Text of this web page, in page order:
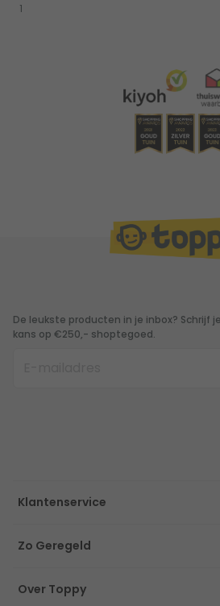
1
De leukste producten in je inbox? Schrijf
kans op €250,- shoptegoed.
Klantenservice
Zo Geregeld
Over Toppy